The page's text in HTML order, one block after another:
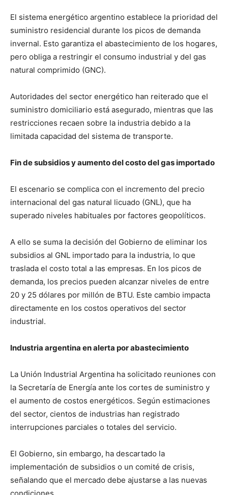
El sistema energético argentino establece la prioridad del
suministro residencial durante los picos de demanda
invernal. Esto garantiza el abastecimiento de los hogares,
pero obliga a restringir el consumo industrial y del gas
natural comprimido (GNC).
Autoridades del sector energético han reiterado que el
suministro domiciliario está asegurado, mientras que las
restricciones recaen sobre la industria debido a la
limitada capacidad del sistema de transporte.
Fin de subsidios y aumento del costo del gas importado
El escenario se complica con el incremento del precio
internacional del gas natural licuado (GNL), que ha
superado niveles habituales por factores geopolíticos.
A ello se suma la decisión del Gobierno de eliminar los
subsidios al GNL importado para la industria, lo que
traslada el costo total a las empresas. En los picos de
demanda, los precios pueden alcanzar niveles de entre
20 y 25 dólares por millón de BTU. Este cambio impacta
directamente en los costos operativos del sector
industrial.
Industria argentina en alerta por abastecimiento
La Unión Industrial Argentina ha solicitado reuniones con
la Secretaría de Energía ante los cortes de suministro y
el aumento de costos energéticos. Según estimaciones
del sector, cientos de industrias han registrado
interrupciones parciales o totales del servicio.
El Gobierno, sin embargo, ha descartado la
implementación de subsidios o un comité de crisis,
señalando que el mercado debe ajustarse a las nuevas